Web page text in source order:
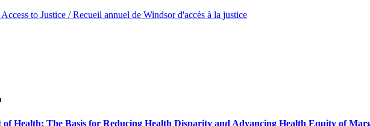
to Justice / Recueil annuel de Windsor d'accès à la justice
of Health: The Basis for Reducing Health Disparity and Advancing Health Equity of